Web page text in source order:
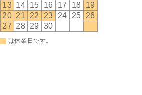
13 14 15 16 17 18
19
20 21 22 23 24 25
26
27 28 29 30
は休業日です。